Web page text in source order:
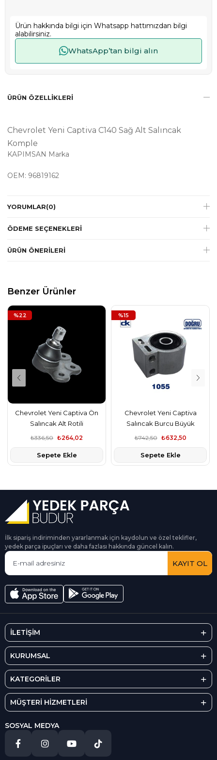
Ürün hakkında bilgi için Whatsapp hattımızdan bilgi
alabilirsiniz.
WhatsApp’tan bilgi alın
ÜRÜN ÖZELLIKLERI
Chevrolet Yeni Captiva C140 Sağ Alt Salıncak
Komple
KAPIMSAN Marka
OEM: 96819162
YORUMLAR(0)
ÖDEME SEÇENEKLERI
ÜRÜN ÖNERILERI
Benzer Ürünler
Chevrolet Yeni Captiva Ön
Salıncak Alt Rotili
₺264,02
₺336,50
Sepete Ekle
%22
Chevrolet Yeni Captiva
Salıncak Burcu Büyük
₺632,50
₺742,50
Sepete Ekle
%15
İlk sipariş indiriminden yararlanmak için kaydolun ve özel teklifler,
yedek parça ipuçları ve daha fazlası hakkında güncel kalın.
KAYIT OL
İLETİŞİM
KURUMSAL
KATEGORİLER
MÜŞTERİ HİZMETLERİ
SOSYAL MEDYA